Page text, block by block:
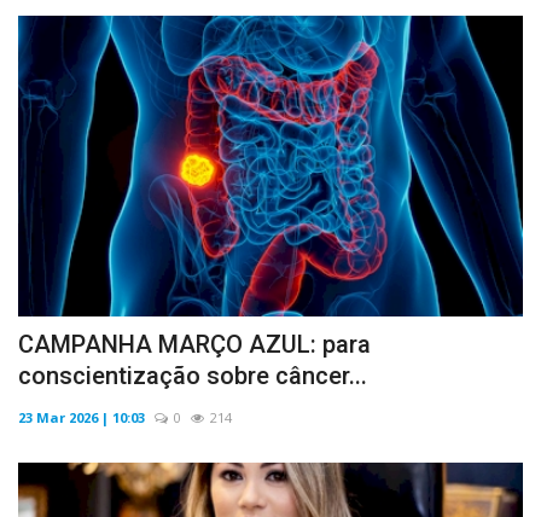
CAMPANHA MARÇO AZUL: para
conscientização sobre câncer...
23 Mar 2026 | 10:03 0 214